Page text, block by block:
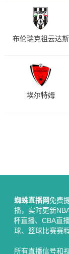
布伦瑞克祖云达斯
埃尔特姆
蜘蛛直播网免费
播，实时更新
杯直播、CBA直
球、篮球比赛赛
所有直播信号和